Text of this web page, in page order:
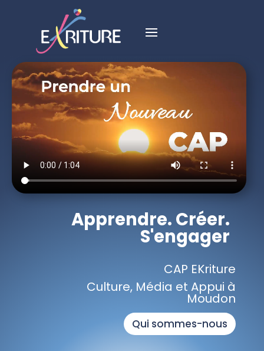
Apprendre. Créer.
S'engager
CAP EKriture
Culture, Média et Appui à
Moudon
Qui sommes-nous